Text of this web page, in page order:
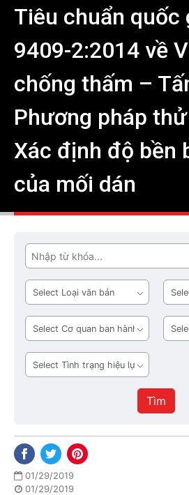
Tiêu chuẩn quốc
9409-2:2014 về
chống thấm –
Phương pháp
Xác định độ bền
của mối dán
Tìm
Loại
văn
bản
Lĩnh
vực
Cơ
quan
ban
hành
ký
Tình
trạng
Tìm
01/29/2019
01/29/2019